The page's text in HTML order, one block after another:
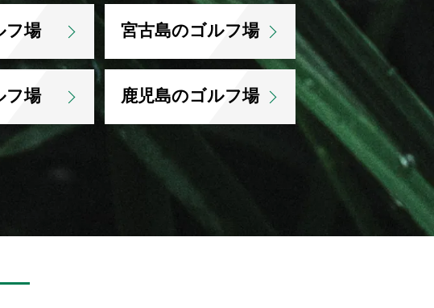
フ場 宮古島のゴルフ場
フ場 鹿児島のゴルフ場